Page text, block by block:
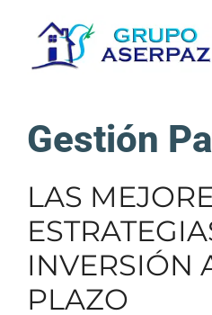
Gestión
LAS
INVERSIÓN
PLAZO